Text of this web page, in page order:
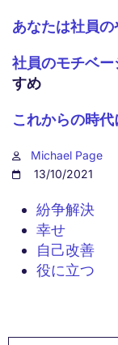
あなたは社員
社員のモチベ
すめ
これからの時
Michael Page
13/10/2021
紛争解決
幸せ
自己改善
役に立つ